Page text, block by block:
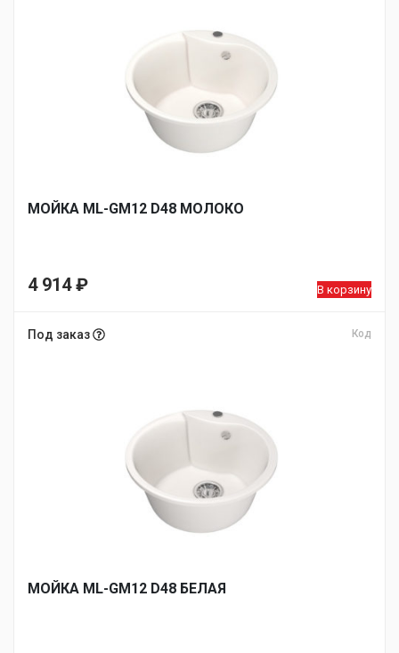
МОЙКA ML-GM12 D48 МОЛОКО
4 914₽ В корзину
Под заказ Код
МОЙКA ML-GM12 D48 БЕЛАЯ